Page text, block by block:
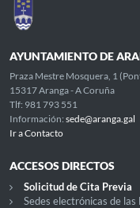
AYUNTAMIENTO DE
Praza Mestre Mosquera, 1
15317 Aranga - A Coruña
Tlf: 981 793 551
Información: sede@aranga.gal
Ir a Contacto
ACCESOS DIRECTOS
Solicitud de Cita Previa
Sedes electrónicas de